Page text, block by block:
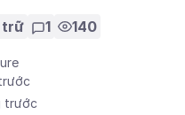
trữ 1 140
trước